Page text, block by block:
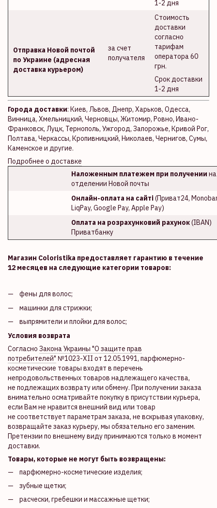
1-2 дня
Отправка Новой почтой
по Украине (адресная
доставка курьером)
за счет
получателя
Стоимость
доставки
согласно
тарифам
оператора 60
грн.
Срок доставки
1-2 дня
Города доставки: Киев, Львов, Днепр, Харьков, Одесса,
Винница, Хмельницкий, Черновцы, Житомир, Ровно, Ивано-
Франковск, Луцк, Тернополь, Ужгород, Запорожье, Кривой Рог,
Полтава, Черкассы, Кропивницкий, Николаев, Чернигов, Сумы,
Каменское и другие.
Подробнее о доставке
Наложенным платежем при получении на
отделении Новой почты
Онлайн-оплата на сайті(Приват24,
LiqPay, Google Pay, Apple Pay)
Оплата на розрахунковий рахунок(IBAN)
Приватбанку
Магазин Coloristika предоставляет гарантию в течение
12 месяцев на следующие категории товаров:
фены для волос;
машинки для стрижки;
выпрямители и плойки для волос;
Условия возврата
Согласно Закона Украины "О защите прав
потребителей" №1023-XII от 12.05.1991, парфюмерно-
косметические товары входят в перечень
непродовольственных товаров надлежащего качества,
не подлежащих возврату или обмену. При получении заказа
внимательно осматривайте покупку в присутствии курьера,
если Вам не нравится внешний вид или товар
не соответствует параметрам заказа, не вскрывая упаковку,
возвращайте заказ курьеру, мы обязательно его заменим.
Претензии по внешнему виду принимаются только в момент
доставки.
Товары, которые не могут быть возвращены:
парфюмерно-косметические изделия;
зубные щетки;
расчески, гребешки и массажные щетки;